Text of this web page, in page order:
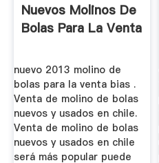
Nuevos Molinos De
Bolas Para La Venta
nuevo 2013 molino de
bolas para la venta bias .
Venta de molino de bolas
nuevos y usados en chile.
Venta de molino de bolas
nuevos y usados en chile
será más popular puede